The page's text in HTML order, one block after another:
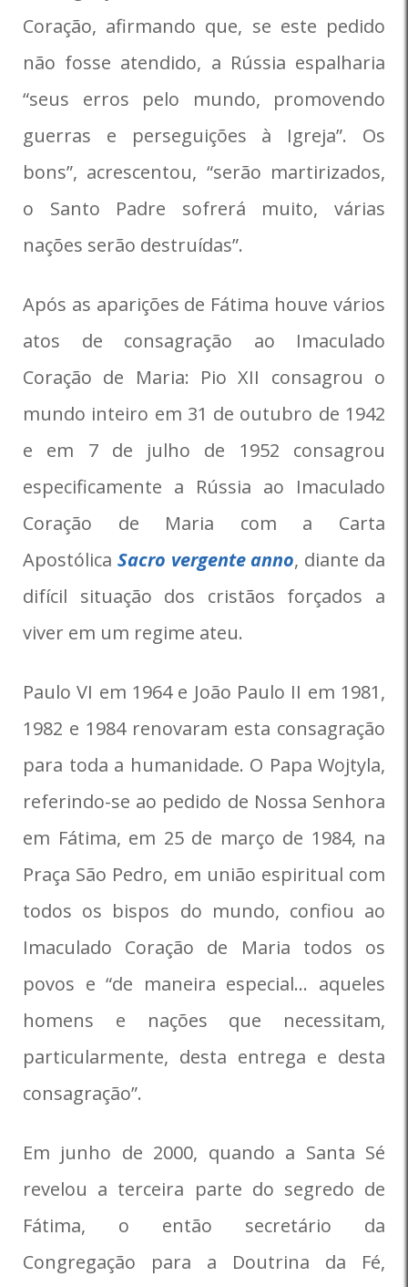
Coração, afirmando que, se este pedido
não fosse atendido, a Rússia espalharia
“seus erros pelo mundo, promovendo
guerras e perseguições à Igreja”. Os
bons”, acrescentou, “serão martirizados,
o Santo Padre sofrerá muito, várias
nações serão destruídas”.
Após as aparições de Fátima houve vários
atos de consagração ao Imaculado
Coração de Maria: Pio XII consagrou o
mundo inteiro em 31 de outubro de 1942
e em 7 de julho de 1952 consagrou
especificamente a Rússia ao Imaculado
Coração de Maria com a Carta
Apostólica Sacro vergente anno, diante da
difícil situação dos cristãos forçados a
viver em um regime ateu.
Paulo VI em 1964 e João Paulo II em 1981,
1982 e 1984 renovaram esta consagração
para toda a humanidade. O Papa Wojtyla,
referindo-se ao pedido de Nossa Senhora
em Fátima, em 25 de março de 1984, na
Praça São Pedro, em união espiritual com
todos os bispos do mundo, confiou ao
Imaculado Coração de Maria todos os
povos e “de maneira especial… aqueles
homens e nações que necessitam,
particularmente, desta entrega e desta
consagração”.
Em junho de 2000, quando a Santa Sé
revelou a terceira parte do segredo de
Fátima, o então secretário da
Congregação para a Doutrina da Fé,